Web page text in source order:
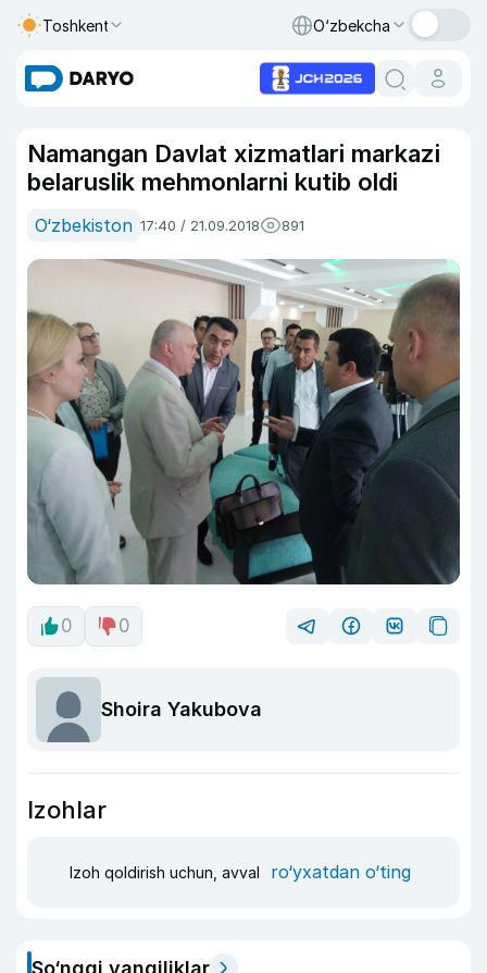
Toshkent O‘zbekcha
Namangan Davlat xizmatlari markazi
belaruslik mehmonlarni kutib oldi
O‘zbekiston 17:40 / 21.09.2018 891
0 0
Shoira Yakubova
Izohlar
Izoh qoldirish uchun, avval ro‘yxatdan o‘ting
So‘nggi yangiliklar